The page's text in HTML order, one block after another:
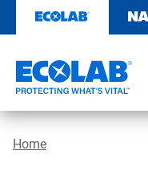
content
Home